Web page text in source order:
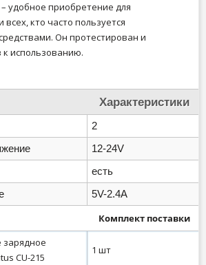
– удобное приобретение для
кто часто пользуется
Он протестирован и
к использованию.
Характеристики
2
12-24V
есть
5V-2.4А
Комплект поставки
CU-215
1 шт